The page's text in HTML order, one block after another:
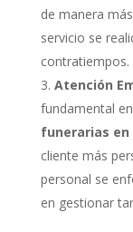
de manera
servicio se
contratiempos.
Atención
fundamental
funerarias en
cliente más
personal se
en gestionar